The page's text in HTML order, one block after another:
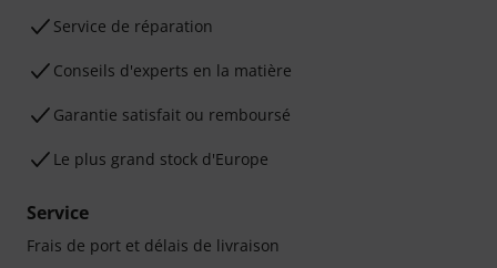
Service de réparation
Conseils d'experts en la matière
Garantie satisfait ou remboursé
Le plus grand stock d'Europe
Service
Frais de port et délais de livraison